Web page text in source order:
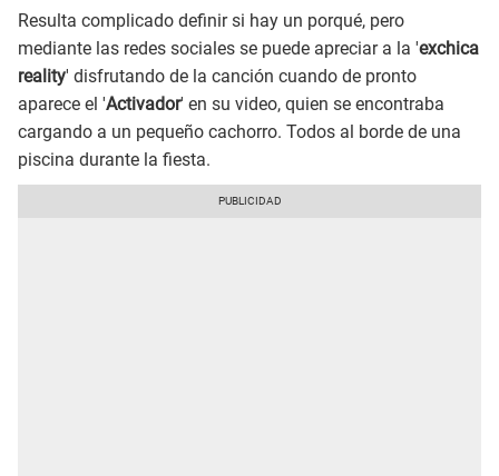
Resulta complicado definir si hay un porqué, pero
mediante las redes sociales se puede apreciar a la 'exchica
reality' disfrutando de la canción cuando de pronto
aparece el 'Activador' en su video, quien se encontraba
cargando a un pequeño cachorro. Todos al borde de una
piscina durante la fiesta.